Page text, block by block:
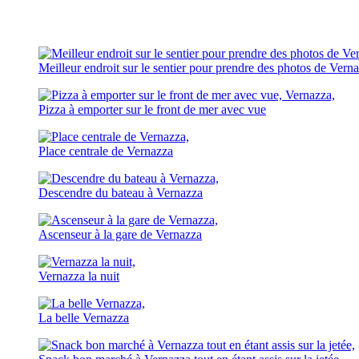
Meilleur endroit sur le sentier pour prendre des photos de
Pizza à emporter sur le front de mer avec vue
Place centrale de Vernazza
Descendre du bateau à Vernazza
Ascenseur à la gare de Vernazza
Vernazza la nuit
La belle Vernazza